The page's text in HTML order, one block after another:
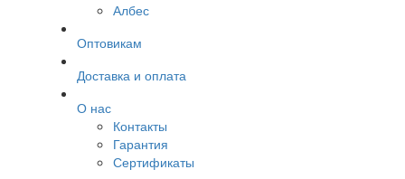
Албес
Оптовикам
Доставка и оплата
О нас
Контакты
Гарантия
Сертификаты